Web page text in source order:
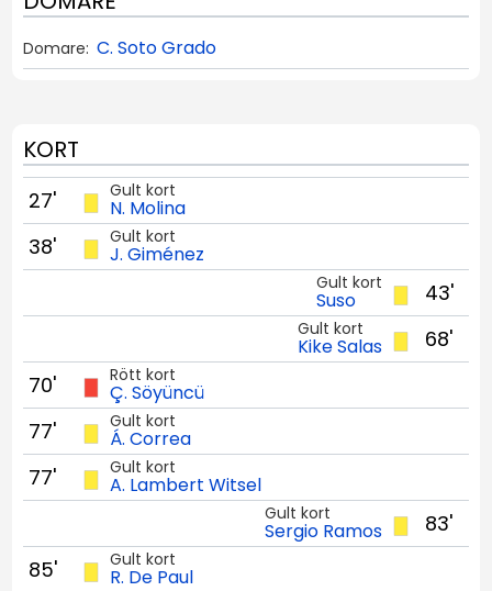
Domare: C. Soto Grado
KORT
Gult kort
N. Molina
27'
Gult kort
J. Giménez
38'
43'
Gult kort
Suso
68'
Gult kort
Kike Salas
Rött kort
Ç. Söyüncü
70'
Gult kort
Á. Correa
77'
Gult kort
A. Lambert Witsel
77'
83'
Gult kort
Sergio Ramos
Gult kort
R. De Paul
85'